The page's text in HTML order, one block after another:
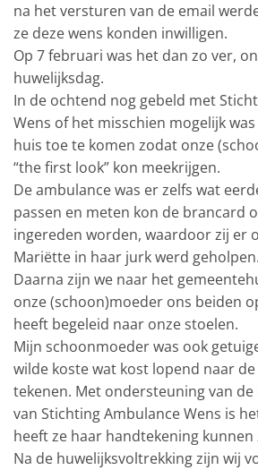
na het versturen van de email
ze deze wens konden inwilligen.
Op 7 februari was het dan zo ver,
huwelijksdag.
In de ochtend nog gebeld met
Wens of het misschien mogelijk
huis toe te komen zodat onze
“the first look” kon meekrijgen.
De ambulance was er zelfs wat
passen en meten kon de brancard
ingereden worden, waardoor zij er
Mariëtte in haar jurk werd geholpen.
Daarna zijn we naar het
onze (schoon)moeder ons beiden
heeft begeleid naar onze stoelen.
Mijn schoonmoeder was ook
wilde koste wat kost lopend naar
tekenen. Met ondersteuning van
van Stichting Ambulance Wens is
heeft ze haar handtekening kunnen
Na de huwelijksvoltrekking zijn wij